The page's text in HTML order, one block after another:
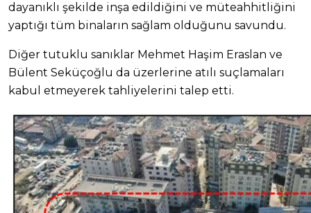
dayanıklı şekilde inşa edildiğini ve müteahhitliğini
yaptığı tüm binaların sağlam olduğunu savundu.
Diğer tutuklu sanıklar Mehmet Haşim Eraslan ve
Bülent Seküçoğlu da üzerlerine atılı suçlamaları
kabul etmeyerek tahliyelerini talep etti.